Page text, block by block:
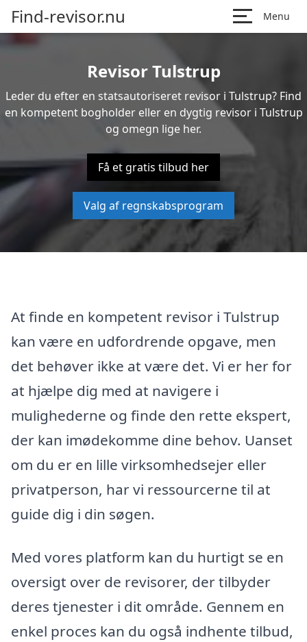
Find-revisor.nu Menu
Revisor Tulstrup
Leder du efter en statsautoriseret revisor i Tulstrup? Find
en kompetent bogholder eller en dygtig revisor i Tulstrup
og omegn lige her.
Få et gratis tilbud her
Valg af regnskabsprogram
At finde en kompetent revisor i Tulstrup
kan være en udfordrende opgave, men
det behøver ikke at være det. Vi er her for
at hjælpe dig med at navigere i
mulighederne og finde den rette ekspert,
der kan imødekomme dine behov. Uanset
om du er en lille virksomhedsejer eller
privatperson, har vi ressourcerne til at
guide dig i din søgen.
Med vores platform kan du hurtigt se en
oversigt over de revisorer, der tilbyder
deres tjenester i dit område. Gennem en
enkel proces kan du også indhente tilbud,